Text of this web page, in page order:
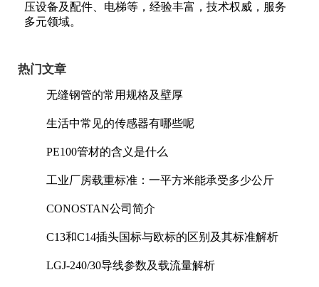
压设备及配件、电梯等，经验丰富，技术权威，服务
多元领域。
热门文章
无缝钢管的常用规格及壁厚
生活中常见的传感器有哪些呢
PE100管材的含义是什么
工业厂房载重标准：一平方米能承受多少公斤
CONOSTAN公司简介
C13和C14插头国标与欧标的区别及其标准解析
LGJ-240/30导线参数及载流量解析